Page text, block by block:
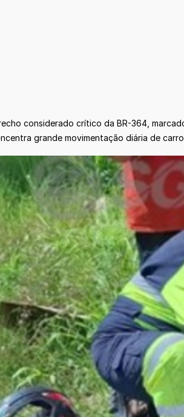
considerado crítico da BR-364,
grande movimentação diária de